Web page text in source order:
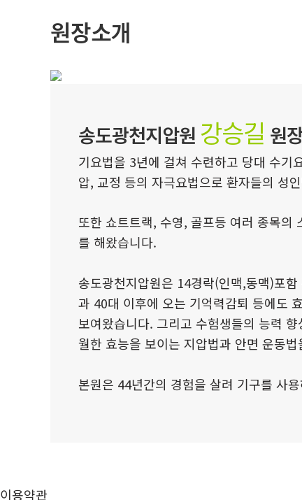
원장소개
송도광천지압원 강승길 원
기요법을 3년에 걸쳐 수련하고 당대 수기
압, 교정 등의 자극요법으로 환자들의 성
또한 쇼트트랙, 수영, 골프등 여러 종목의
를 해왔습니다.
송도광천지압원은 14경락(인맥,동맥)포
과 40대 이후에 오는 기억력감퇴 등에도
보여왔습니다. 그리고 수험생들의 능력
월한 효능을 보이는 지압법과 안면 운동
본원은 44년간의 경험을 살려 기구를 사
이용약관